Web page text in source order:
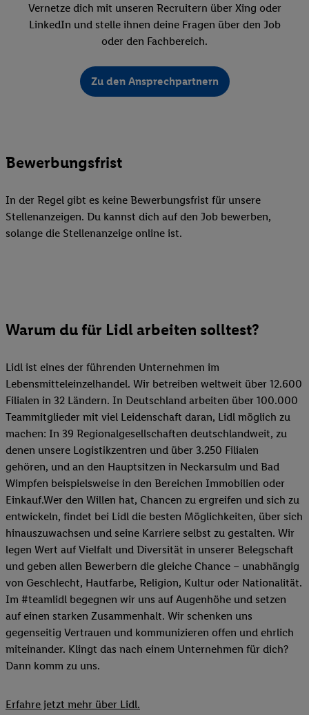
Vernetze dich mit unseren Recruitern über Xing oder
LinkedIn und stelle ihnen deine Fragen über den Job
oder den Fachbereich.
Zu den Ansprechpartnern
Bewerbungsfrist
In der Regel gibt es keine Bewerbungsfrist für unsere
Stellenanzeigen. Du kannst dich auf den Job bewerben,
solange die Stellenanzeige online ist.
Warum du für Lidl arbeiten solltest?
Lidl ist eines der führenden Unternehmen im
Lebensmitteleinzelhandel. Wir betreiben weltweit über 12.600
Filialen in 32 Ländern. In Deutschland arbeiten über 100.000
Teammitglieder mit viel Leidenschaft daran, Lidl möglich zu
machen: In 39 Regionalgesellschaften deutschlandweit, zu
denen unsere Logistikzentren und über 3.250 Filialen
gehören, und an den Hauptsitzen in Neckarsulm und Bad
Wimpfen beispielsweise in den Bereichen Immobilien oder
Einkauf.Wer den Willen hat, Chancen zu ergreifen und sich zu
entwickeln, findet bei Lidl die besten Möglichkeiten, über sich
hinauszuwachsen und seine Karriere selbst zu gestalten. Wir
legen Wert auf Vielfalt und Diversität in unserer Belegschaft
und geben allen Bewerbern die gleiche Chance – unabhängig
von Geschlecht, Hautfarbe, Religion, Kultur oder Nationalität.
Im #teamlidl begegnen wir uns auf Augenhöhe und setzen
auf einen starken Zusammenhalt. Wir schenken uns
gegenseitig Vertrauen und kommunizieren offen und ehrlich
miteinander. Klingt das nach einem Unternehmen für dich?
Dann komm zu uns.​
Erfahre jetzt mehr über Lidl.